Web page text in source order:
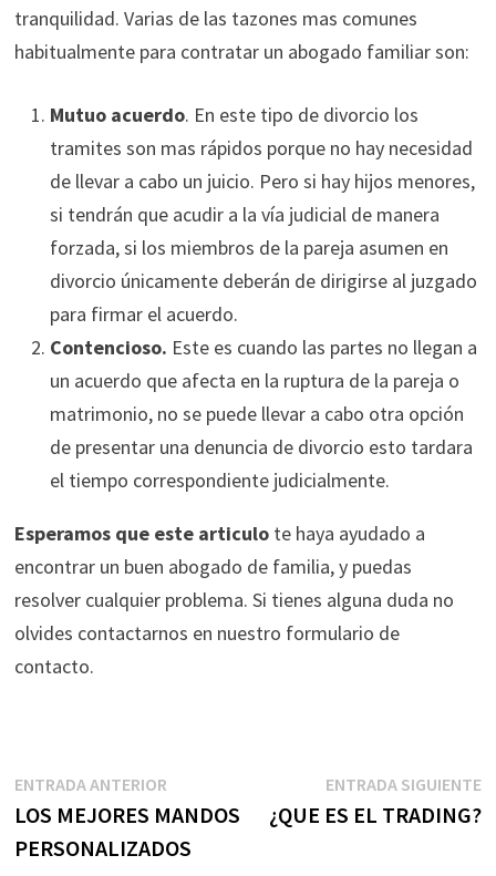
tranquilidad. Varias de las tazones mas comunes
habitualmente para contratar un abogado familiar son:
Mutuo acuerdo. En este tipo de divorcio los
tramites son mas rápidos porque no hay necesidad
de llevar a cabo un juicio. Pero si hay hijos menores,
si tendrán que acudir a la vía judicial de manera
forzada, si los miembros de la pareja asumen en
divorcio únicamente deberán de dirigirse al juzgado
para firmar el acuerdo.
Contencioso. Este es cuando las partes no llegan a
un acuerdo que afecta en la ruptura de la pareja o
matrimonio, no se puede llevar a cabo otra opción
de presentar una denuncia de divorcio esto tardara
el tiempo correspondiente judicialmente.
Esperamos que este articulote haya ayudado a
encontrar un buen abogado de familia, y puedas
resolver cualquier problema. Si tienes alguna duda no
olvides contactarnos en nuestro formulario de
contacto.
Navegación
de
ENTRADA ANTERIOREntrada
anterior:
LOS MEJORES MANDOS
PERSONALIZADOS
ENTRADA SIGUIENTE
¿QUE ES EL TRADING?